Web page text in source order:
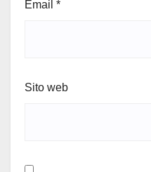
Email *
Sito web